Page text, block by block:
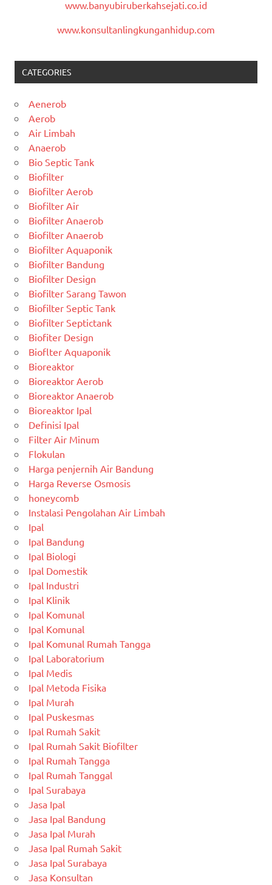
www.banyubiruberkahsejati.co.id
www.konsultanlingkunganhidup.com
CATEGORIES
Aenerob
Aerob
Air Limbah
Anaerob
Bio Septic Tank
Biofilter
Biofilter Aerob
Biofilter Air
Biofilter Anaerob
Biofilter Anaerob
Biofilter Aquaponik
Biofilter Bandung
Biofilter Design
Biofilter Sarang Tawon
Biofilter Septic Tank
Biofilter Septictank
Biofiter Design
Bioflter Aquaponik
Bioreaktor
Bioreaktor Aerob
Bioreaktor Anaerob
Bioreaktor Ipal
Definisi Ipal
Filter Air Minum
Flokulan
Harga penjernih Air Bandung
Harga Reverse Osmosis
honeycomb
Instalasi Pengolahan Air Limbah
Ipal
Ipal Bandung
Ipal Biologi
Ipal Domestik
Ipal Industri
Ipal Klinik
Ipal Komunal
Ipal Komunal
Ipal Komunal Rumah Tangga
Ipal Laboratorium
Ipal Medis
Ipal Metoda Fisika
Ipal Murah
Ipal Puskesmas
Ipal Rumah Sakit
Ipal Rumah Sakit Biofilter
Ipal Rumah Tangga
Ipal Rumah Tanggal
Ipal Surabaya
Jasa Ipal
Jasa Ipal Bandung
Jasa Ipal Murah
Jasa Ipal Rumah Sakit
Jasa Ipal Surabaya
Jasa Konsultan